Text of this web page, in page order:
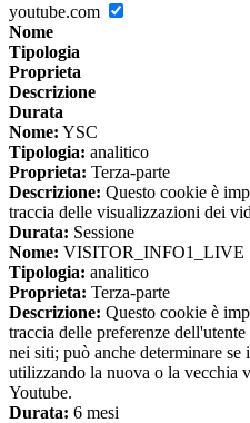
youtube.com
Nome
Tipologia
Proprieta
Descrizione
Durata
Nome: YSC
Tipologia: analitico
Proprieta: Terza-parte
Descrizione: Questo cookie è
traccia delle visualizzazioni dei
Durata: Sessione
Nome: VISITOR_INFO1_LIVE
Tipologia: analitico
Proprieta: Terza-parte
Descrizione: Questo cookie è
traccia delle preferenze
nei siti; può anche determinare
utilizzando la nuova o la vecchia
Youtube.
Durata: 6 mesi